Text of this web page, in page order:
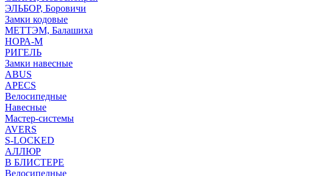
ЭЛЬБОР, Боровичи
Замки кодовые
МЕТТЭМ, Балашиха
НОРА-М
РИГЕЛЬ
Замки навесные
ABUS
APECS
Велосипедные
Навесные
Мастер-системы
AVERS
S-LOCKED
АЛЛЮР
В БЛИСТЕРЕ
Велосипедные